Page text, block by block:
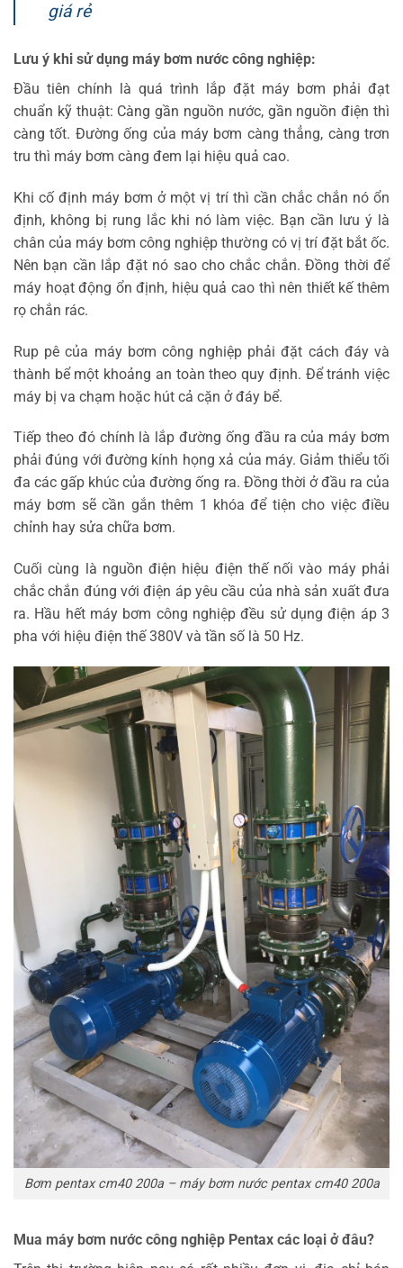
giá rẻ
Lưu ý khi sử dụng máy bơm nước công nghiệp:
Đầu tiên chính là quá trình lắp đặt máy bơm phải đạt
chuẩn kỹ thuật: Càng gần nguồn nước, gần nguồn điện thì
càng tốt. Đường ống của máy bơm càng thẳng, càng trơn
tru thì máy bơm càng đem lại hiệu quả cao.
Khi cố định máy bơm ở một vị trí thì cần chắc chắn nó ổn
định, không bị rung lắc khi nó làm việc. Bạn cần lưu ý là
chân của máy bơm công nghiệp thường có vị trí đặt bắt ốc.
Nên bạn cần lắp đặt nó sao cho chắc chắn. Đồng thời để
máy hoạt động ổn định, hiệu quả cao thì nên thiết kế thêm
rọ chắn rác.
Rup pê của máy bơm công nghiệp phải đặt cách đáy và
thành bể một khoảng an toàn theo quy định. Để tránh việc
máy bị va chạm hoặc hút cả cặn ở đáy bể.
Tiếp theo đó chính là lắp đường ống đầu ra của máy bơm
phải đúng với đường kính họng xả của máy. Giảm thiểu tối
đa các gấp khúc của đường ống ra. Đồng thời ở đầu ra của
máy bơm sẽ cần gắn thêm 1 khóa để tiện cho việc điều
chỉnh hay sửa chữa bơm.
Cuối cùng là nguồn điện hiệu điện thế nối vào máy phải
chắc chắn đúng với điện áp yêu cầu của nhà sản xuất đưa
ra. Hầu hết máy bơm công nghiệp đều sử dụng điện áp 3
pha với hiệu điện thế 380V và tần số là 50 Hz.
Bơm pentax cm40 200a – máy bơm nước pentax cm40 200a
Mua máy bơm nước công nghiệp Pentax các loại ở đâu?